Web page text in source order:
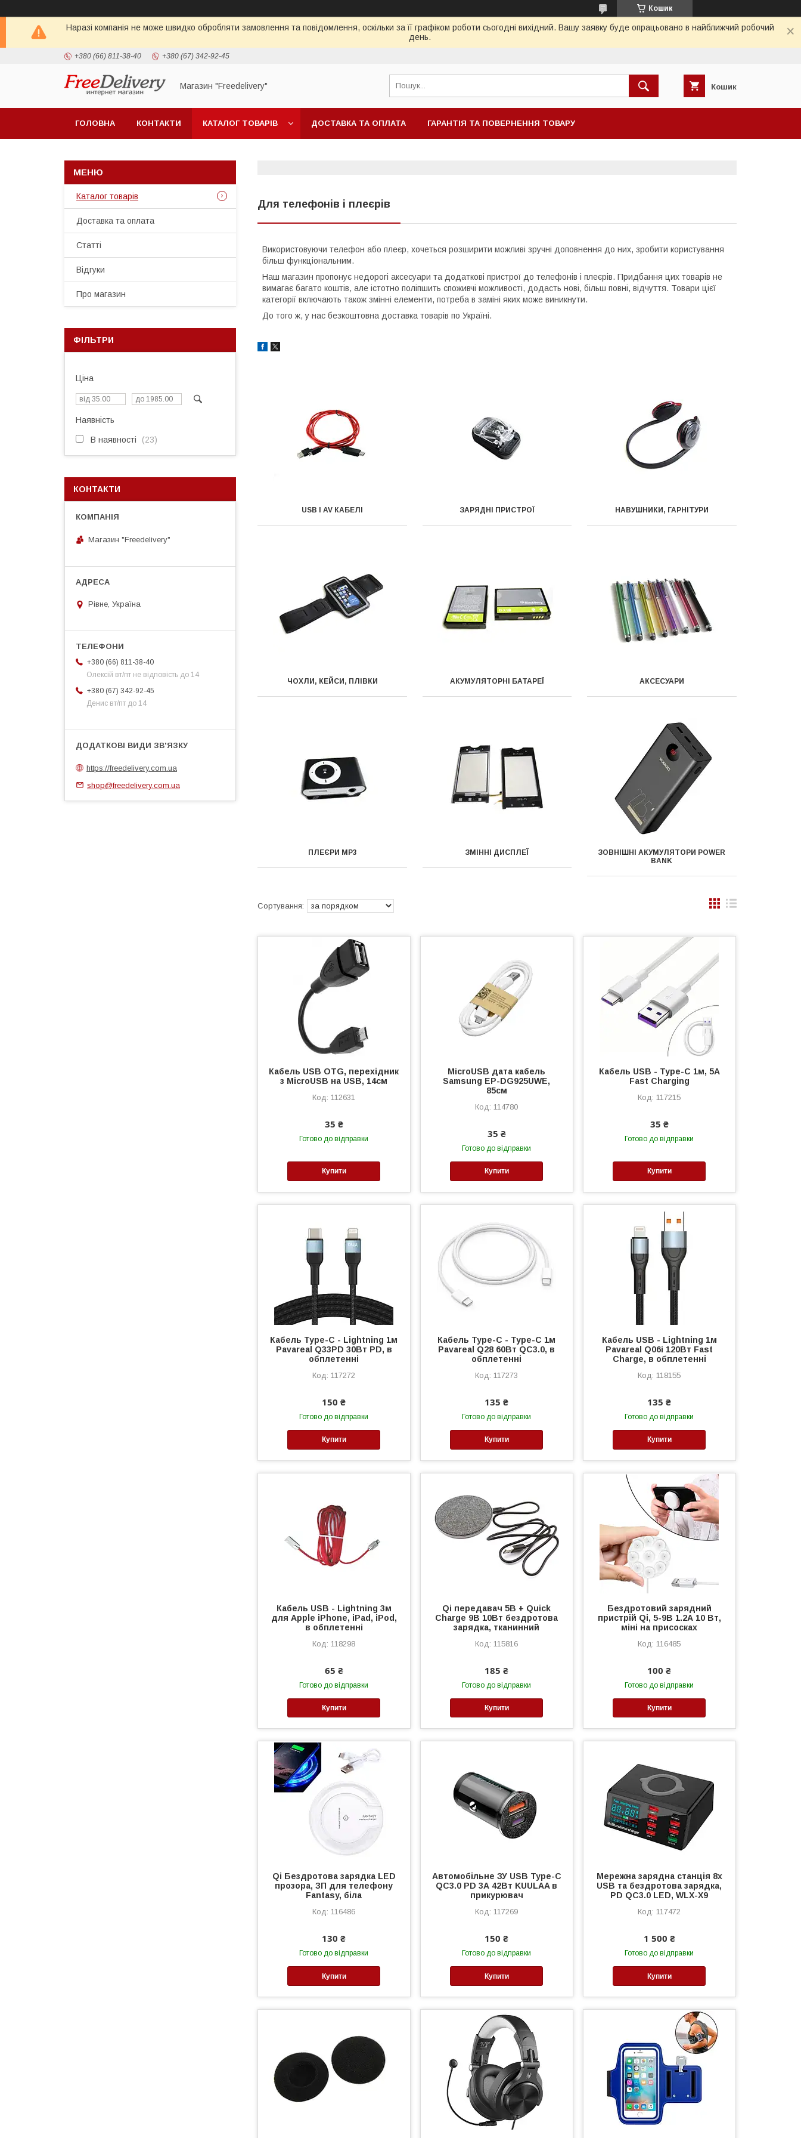
Кошик
Наразі компанія не може швидко обробляти замовлення та повідомлення, оскільки за її графіком роботи сьогодні вихідний. Вашу заявку буде опрацьовано в найближчий робочий
день.
+380 (66) 811-38-40 +380 (67) 342-92-45
Магазин "Freedelivery" Кошик
ГОЛОВНА КОНТАКТИ КАТАЛОГ ТОВАРІВ ДОСТАВКА ТА ОПЛАТА ГАРАНТІЯ ТА ПОВЕРНЕННЯ ТОВАРУ
Для телефонів і плеєрів
Використовуючи телефон або плеєр, хочеться розширити можливі зручні доповнення до них, зробити користування
більш функціональним.
Наш магазин пропонує недорогі аксесуари та додаткові пристрої до телефонів і плеєрів. Придбання цих товарів не
вимагає багато коштів, але істотно поліпшить споживчі можливості, додасть нові, більш повні, відчуття. Товари цієї
категорії включають також змінні елементи, потреба в заміні яких може виникнути.
До того ж, у нас безкоштовна доставка товарів по Україні.
USB І AV КАБЕЛІ ЗАРЯДНІ ПРИСТРОЇ НАВУШНИКИ, ГАРНІТУРИ
ЧОХЛИ, КЕЙСИ, ПЛІВКИ АКУМУЛЯТОРНІ БАТАРЕЇ АКСЕСУАРИ
ПЛЕЄРИ MP3 ЗМІННІ ДИСПЛЕЇ
ЗОВНІШНІ АКУМУЛЯТОРИ POWER
BANK
Кабель USB OTG, перехідник
з MicroUSB на USB, 14см
112631
35 ₴
Готово до відправки
Купити
MicroUSB дата кабель
Samsung EP-DG925UWE,
85cм
114780
35 ₴
Готово до відправки
Купити
Кабель USB - Type-C 1м, 5A
Fast Charging
117215
35 ₴
Готово до відправки
Купити
Кабель Type-C - Lightning 1м
Pavareal Q33PD 30Вт PD, в
обплетенні
117272
150 ₴
Готово до відправки
Купити
Кабель Type-C - Type-C 1м
Pavareal Q28 60Вт QC3.0, в
обплетенні
117273
135 ₴
Готово до відправки
Купити
Кабель USB - Lightning 1м
Pavareal Q06i 120Вт Fast
Charge, в обплетенні
118155
135 ₴
Готово до відправки
Купити
Кабель USB - Lightning 3м
для Apple iPhone, iPad, iPod,
в обплетенні
118298
65 ₴
Готово до відправки
Купити
Qi передавач 5В + Quick
Charge 9В 10Вт бездротова
зарядка, тканинний
115816
185 ₴
Готово до відправки
Купити
Бездротовий зарядний
пристрій Qi, 5-9В 1.2А 10 Вт,
міні на присосках
116485
100 ₴
Готово до відправки
Купити
Qi Бездротова зарядка LED
прозора, ЗП для телефону
Fantasy, біла
116486
130 ₴
Готово до відправки
Купити
Автомобільне ЗУ USB Type-C
QC3.0 PD 3А 42Вт KUULAA в
прикурювач
117269
150 ₴
Готово до відправки
Купити
Мережна зарядна станція 8x
USB та бездротова зарядка,
PD QC3.0 LED, WLX-X9
117472
1 500 ₴
Готово до відправки
Купити
Каталог товарів
Доставка та оплата
Статті
Відгуки
Про магазин
ФІЛЬТРИ
Ціна
Наявність
В наявності 23
КОНТАКТИ
Магазин "Freedelivery"
Рівне, Україна
+380 (66) 811-38-40
Олексій вт/пт не відповість до 14
+380 (67) 342-92-45
Денис вт/пт до 14
https://freedelivery.com.ua
shop@freedelivery.com.ua